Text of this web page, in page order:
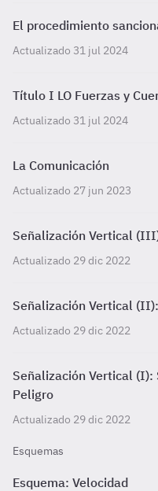
El procedimiento
Actualizado 31 jul 2024
Título I LO Fuerzas y
Actualizado 31 jul 2024
La Comunicación
Actualizado 27 jun 2023
Señalización Vertical
Actualizado 29 dic 2022
Señalización Vertical
Actualizado 29 dic 2022
Señalización Vertical
Peligro
Actualizado 29 dic 2022
Esquemas
Esquema: Velocidad